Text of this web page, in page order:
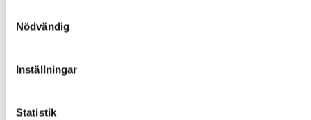
Nödvändig
Inställningar
Statistik
Pressrum
You Tube
NYTTA